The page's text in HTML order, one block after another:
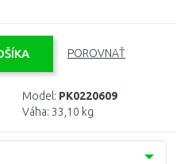
POROVNAŤ
Model: PK0220609
Váha: 33,10 kg